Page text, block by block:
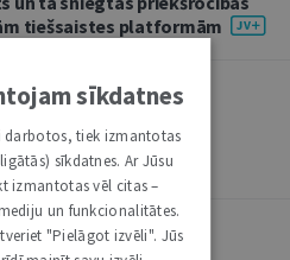
tiešsaistes platformām
maija sērija
sīkdatnes
darbotos, tiek izmantotas
sīkdatnes. Ar Jūsu
izmantotas vēl citas –
un funkcionalitātes.
"Pielāgot izvēli". Jūs